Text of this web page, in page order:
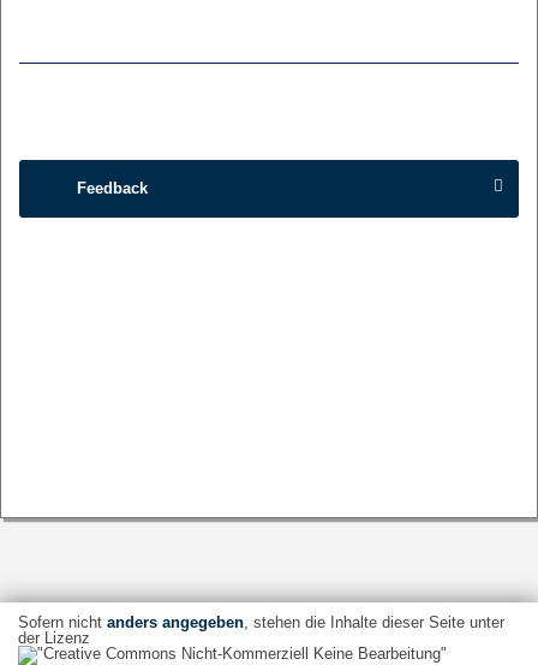
Feedback
Sofern nicht anders angegeben, stehen die Inhalte dieser Seite unter
der Lizenz